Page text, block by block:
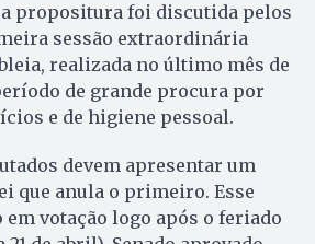
a propositura foi discutida pelos
sessão extraordinária
realizada no último mês de
de grande procura por
e de higiene pessoal.
devem apresentar um
que anula o primeiro. Esse
em votação logo após o feriado